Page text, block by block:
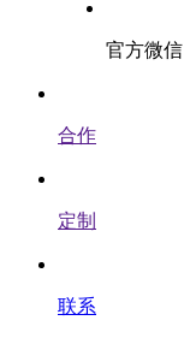
官方微信
合作
定制
联系